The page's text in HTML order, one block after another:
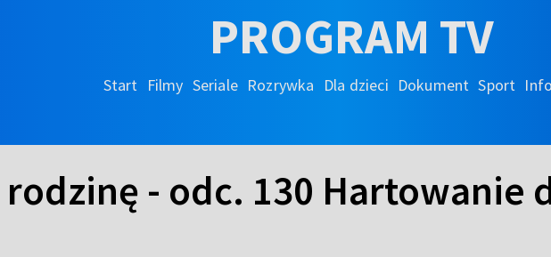
PROGRAM TV
Start Filmy Seriale Rozrywka Dla dzieci Dokument Sport
rodzinę - odc. 130 Hartowanie